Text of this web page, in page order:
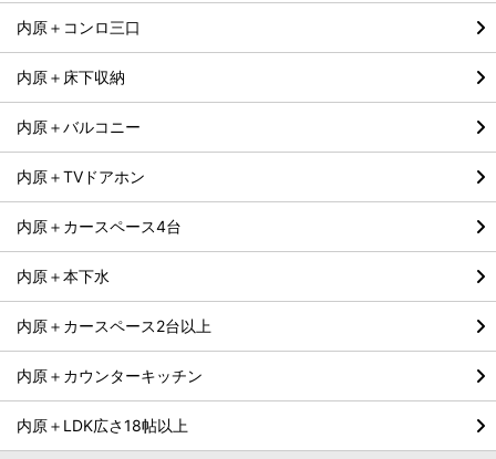
内原＋コンロ三口
内原＋床下収納
内原＋バルコニー
内原＋TVドアホン
内原＋カースペース4台
内原＋本下水
内原＋カースペース2台以上
内原＋カウンターキッチン
内原＋LDK広さ18帖以上